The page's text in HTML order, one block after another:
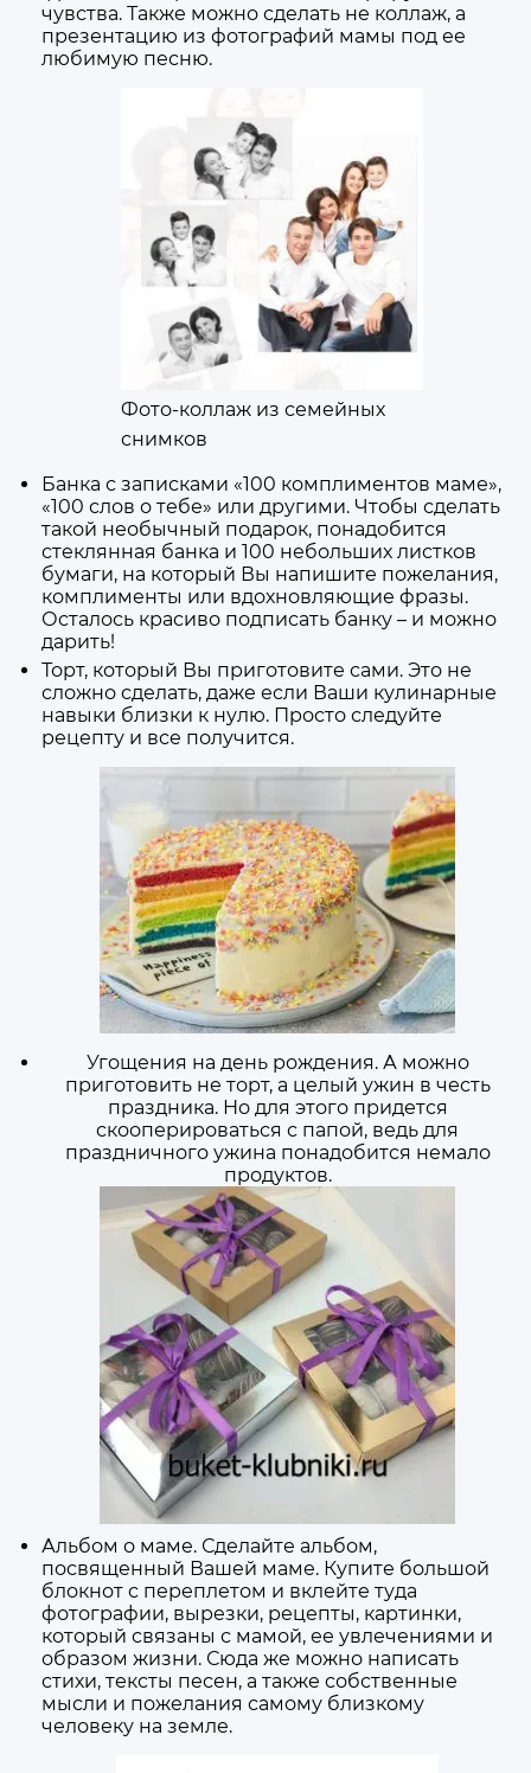
чувства. Также можно сделать не коллаж, а
презентацию из фотографий мамы под ее
любимую песню.
Фото-коллаж из семейных
снимков
Банка с записками «100 комплиментов маме»,
«100 слов о тебе» или другими. Чтобы сделать
такой необычный подарок, понадобится
стеклянная банка и 100 небольших листков
бумаги, на который Вы напишите пожелания,
комплименты или вдохновляющие фразы.
Осталось красиво подписать банку – и можно
дарить!
Торт, который Вы приготовите сами. Это не
сложно сделать, даже если Ваши кулинарные
навыки близки к нулю. Просто следуйте
рецепту и все получится.
Угощения на день рождения. А можно
приготовить не торт, а целый ужин в честь
праздника. Но для этого придется
скооперироваться с папой, ведь для
праздничного ужина понадобится немало
продуктов.
Альбом о маме. Сделайте альбом,
посвященный Вашей маме. Купите большой
блокнот с переплетом и вклейте туда
фотографии, вырезки, рецепты, картинки,
который связаны с мамой, ее увлечениями и
образом жизни. Сюда же можно написать
стихи, тексты песен, а также собственные
мысли и пожелания самому близкому
человеку на земле.